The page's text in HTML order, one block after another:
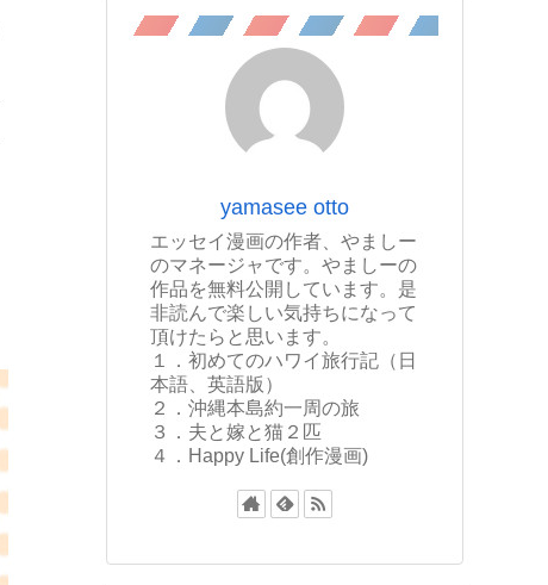
yamasee otto
エッセイ漫画の作者、やましー
のマネージャです。やましーの
作品を無料公開しています。是
非読んで楽しい気持ちになって
頂けたらと思います。
１．初めてのハワイ旅行記（日
本語、英語版）
２．沖縄本島約一周の旅
３．夫と嫁と猫２匹
４．Happy Life(創作漫画)